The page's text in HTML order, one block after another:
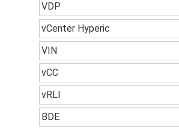
VDP
vCenter Hyperic
VIN
vCC
vRLI
BDE